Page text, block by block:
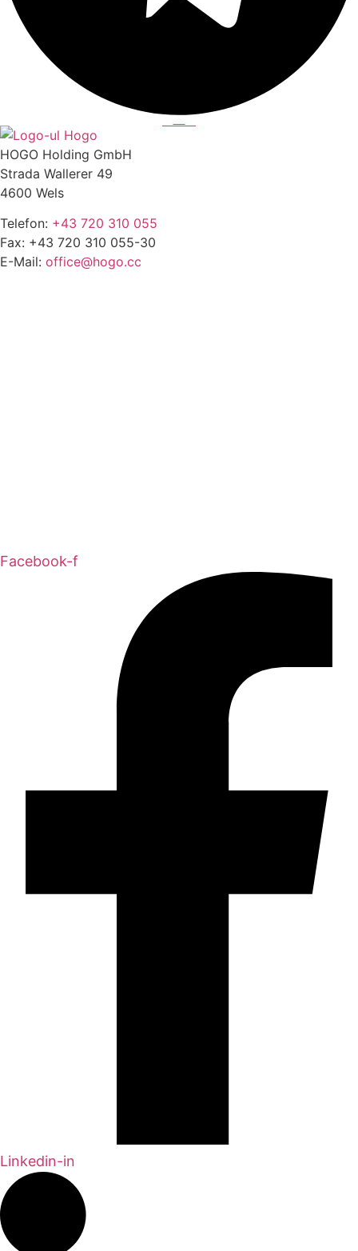
HOGO Holding GmbH
Strada Wallerer 49
4600 Wels
Telefon: +43 720 310 055
Fax: +43 720 310 055-30
E-Mail: office@hogo.cc
Facebook-f
Linkedin-in